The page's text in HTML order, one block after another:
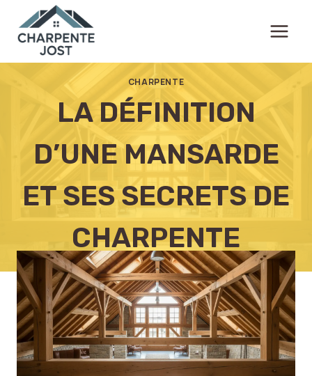
contenu
CHARPENTE
LA DÉFINITION
D’UNE MANSARDE
ET SES SECRETS DE
CHARPENTE